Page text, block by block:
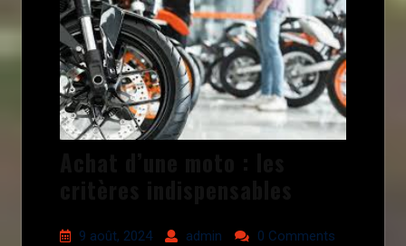
9 août, 2024 admin
0 Comments